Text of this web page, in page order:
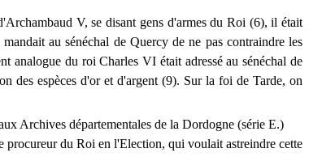
V, se disant gens d'armes du Roi (6), il était
au sénéchal de Quercy de ne pas contraindre les
analogue du roi Charles VI était adressé au sénéchal de
des espèces d'or et d'argent (9). Sur la foi de Tarde, on
Archives départementales de la Dordogne (série E.)
procureur du Roi en l'Election, qui voulait astreindre cette